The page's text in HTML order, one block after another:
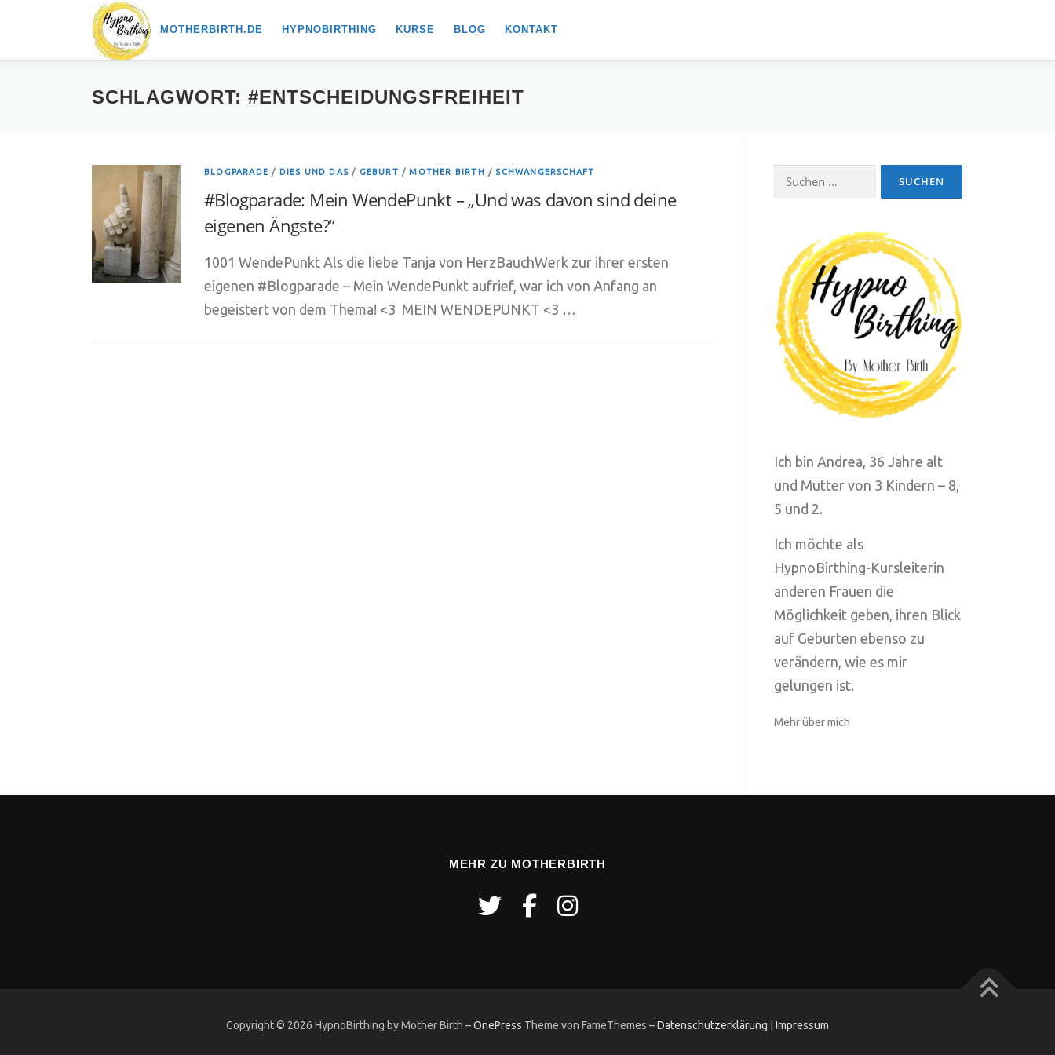
springen
MOTHERBIRTH.DE HYPNOBIRTHING KURSE BLOG KONTAKT
SCHLAGWORT: #ENTSCHEIDUNGSFREIHEIT
BLOGPARADE / DIES UND DAS / GEBURT /MOTHER BIRTH / SCHWANGERSCHAFT
#Blogparade: Mein WendePunkt – „Und was davon sind deine
eigenen Ängste?“
1001 WendePunkt Als die liebe Tanja von HerzBauchWerk zur ihrer ersten
eigenen #Blogparade – Mein WendePunkt aufrief, war ich von Anfang an
begeistert von dem Thema! <3 MEIN WENDEPUNKT <3 …
Suchen
Ich bin Andrea, 36 Jahre alt
und Mutter von 3 Kindern – 8,
5 und 2.
Ich möchte als
HypnoBirthing-Kursleiterin
anderen Frauen die
Möglichkeit geben, ihren Blick
auf Geburten ebenso zu
verändern, wie es mir
gelungen ist.
Mehr über mich
MEHR ZU MOTHERBIRTH
Copyright © 2026 HypnoBirthing by Mother Birth –OnePress Theme von FameThemes –Datenschutzerklärung Impressum